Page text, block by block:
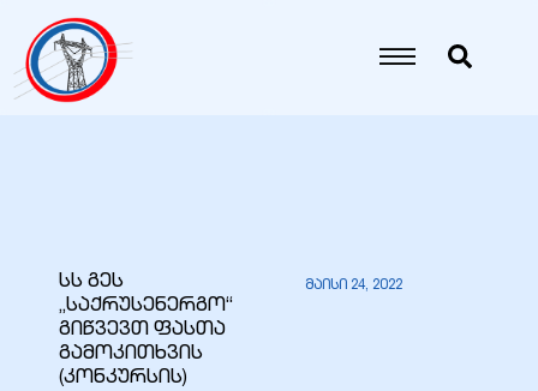
სს გეს
„საქრუსენერგო“
გიწვევთ ფასთა
გამოკითხვის
(კონკურსის)
მაისი 24, 2022